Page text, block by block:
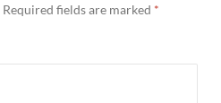
Required fields are marked *